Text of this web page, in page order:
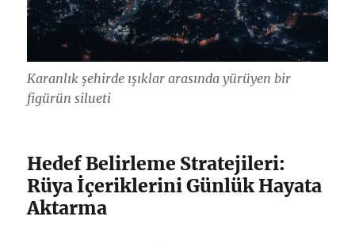
Karanlık şehirde ışıklar arasında yürüyen bir
figürün silueti
Hedef Belirleme Stratejileri:
Rüya İçeriklerini Günlük Hayata
Aktarma